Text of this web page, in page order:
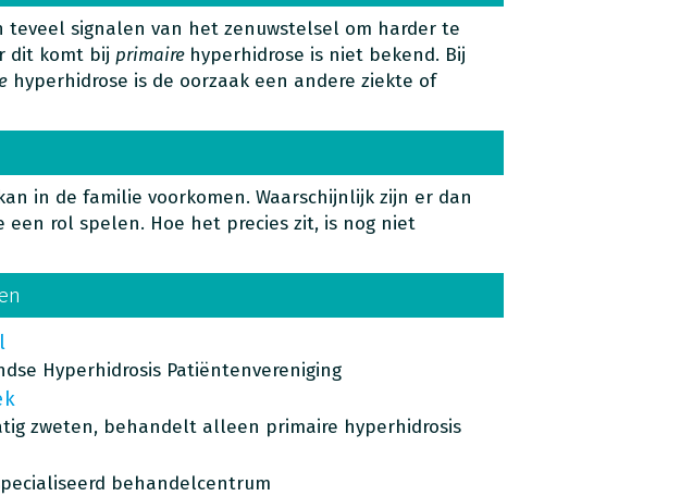
teveel signalen van het zenuwstelsel om harder te
dit komt bij primaire hyperhidrose is niet bekend. Bij
hyperhidrose is de oorzaak een andere ziekte of
in de familie voorkomen. Waarschijnlijk zijn er dan
een rol spelen. Hoe het precies zit, is nog niet
Hyperhidrosis Patiëntenvereniging
zweten, behandelt alleen primaire hyperhidrosis
behandelcentrum